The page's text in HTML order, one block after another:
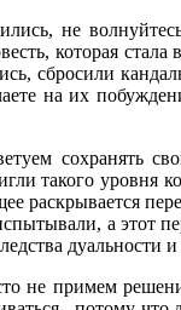
не
которая
сбросили
на их
сохранять
такого уровня
раскрывается
а этот
не примем